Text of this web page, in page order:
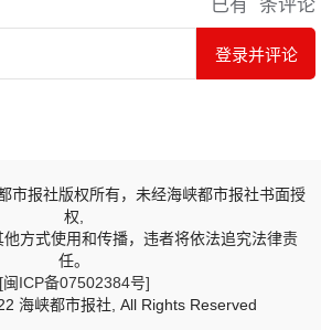
已有 条评论
登录并评论
市报社版权所有，未经海峡都市报社书面授
权,
方式使用和传播，违者将依法追究法律责
任。
[闽ICP备07502384号]
海峡都市报社, All Rights Reserved